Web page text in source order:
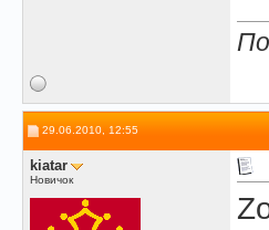
29.06.2010, 12:55
kiatar
Новичок